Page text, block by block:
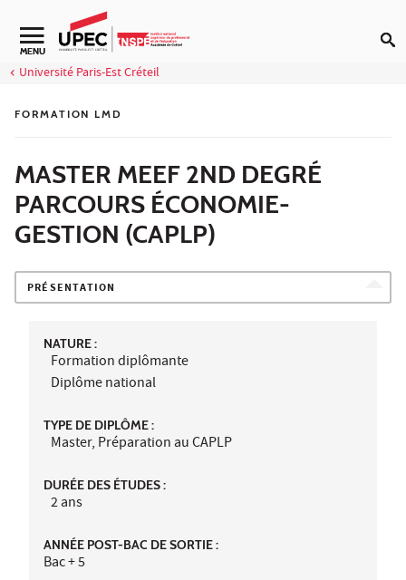
Aller au contenu
Navigation secondaire
MENU
Université Paris-Est Créteil
FORMATION LMD
MASTER MEEF 2ND DEGRÉ
PARCOURS ÉCONOMIE-
GESTION (CAPLP)
PRÉSENTATION
NATURE :
Formation diplômante
Diplôme national
TYPE DE DIPLÔME :
Master, Préparation au CAPLP
DURÉE DES ÉTUDES :
2 ans
ANNÉE POST-BAC DE SORTIE :
Bac + 5